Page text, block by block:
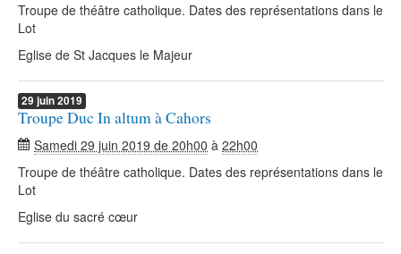
Troupe de théâtre catholique. Dates des représentations dans le
Lot
Eglise de St Jacques le Majeur
29 juin2019
Troupe Duc In altum à Cahors
Samedi 29 juin 2019 de 20h00 à 22h00
Troupe de théâtre catholique. Dates des représentations dans le
Lot
Eglise du sacré cœur